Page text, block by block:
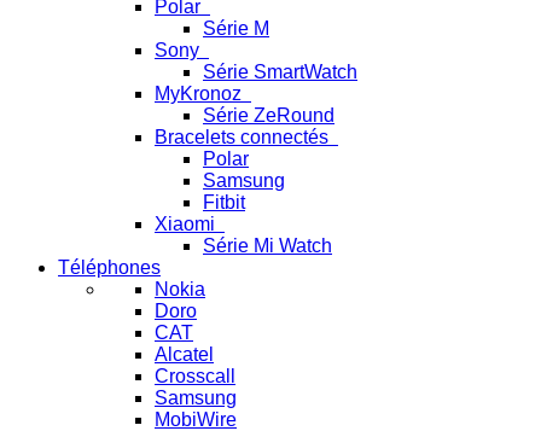
Polar
Série M
Sony
Série SmartWatch
MyKronoz
Série ZeRound
Bracelets connectés
Polar
Samsung
Fitbit
Xiaomi
Série Mi Watch
Téléphones
Nokia
Doro
CAT
Alcatel
Crosscall
Samsung
MobiWire